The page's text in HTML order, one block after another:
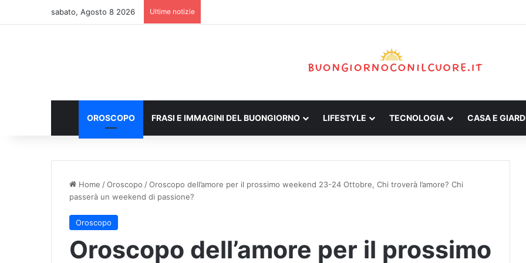
sabato, Agosto 8 2026 Ultime notizie
OROSCOPO FRASI E IMMAGINI DEL BUONGIORNO LIFESTYLE TECNOLOGIA CASA E
Home /Oroscopo /Oroscopo dell’amore per il prossimo weekend 23-24 Ottobre, Chi troverà l’amore? Chi
passerà un weekend di passione?
Oroscopo
Oroscopo dell’amore per il prossimo